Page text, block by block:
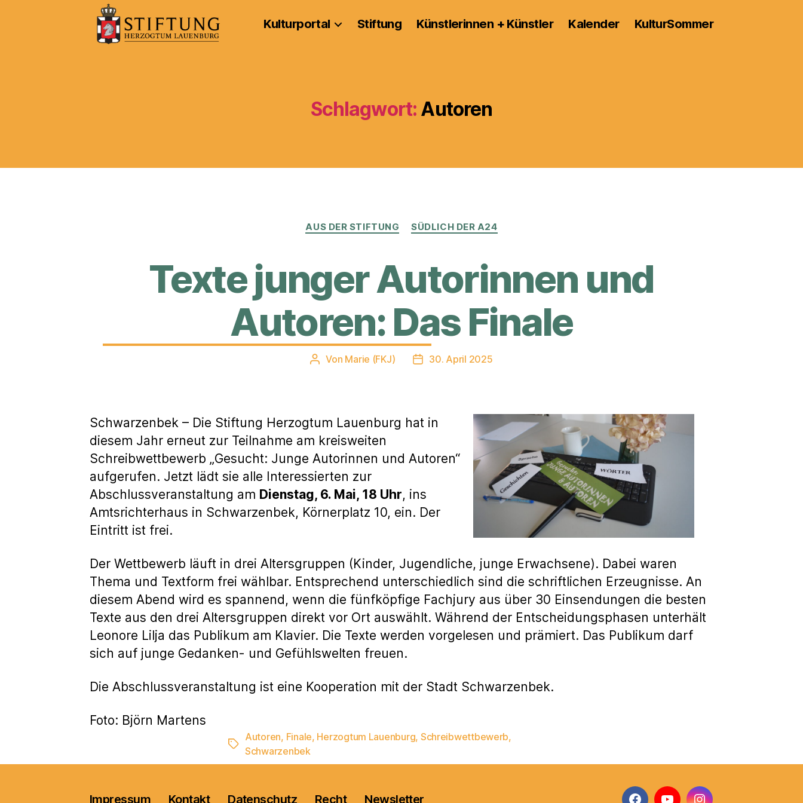
Kulturportal Stiftung Künstlerinnen + Künstler Kalender KulturSommer
Schlagwort: Autoren
Kategorien
AUS DER STIFTUNG SÜDLICH DER A24
Texte junger Autorinnen und
Autoren: Das Finale
Beitragsautor
Von Marie (FKJ) Veröffentlichungsdatum
30. April 2025
Schwarzenbek – Die Stiftung Herzogtum Lauenburg hat in
diesem Jahr erneut zur Teilnahme am kreisweiten
Schreibwettbewerb „Gesucht: Junge Autorinnen und Autoren“
aufgerufen. Jetzt lädt sie alle Interessierten zur
Abschlussveranstaltung am Dienstag, 6. Mai, 18 Uhr, ins
Amtsrichterhaus in Schwarzenbek, Körnerplatz 10, ein. Der
Eintritt ist frei.
Der Wettbewerb läuft in drei Altersgruppen (Kinder, Jugendliche, junge Erwachsene). Dabei waren
Thema und Textform frei wählbar. Entsprechend unterschiedlich sind die schriftlichen Erzeugnisse. An
diesem Abend wird es spannend, wenn die fünfköpfige Fachjury aus über 30 Einsendungen die besten
Texte aus den drei Altersgruppen direkt vor Ort auswählt. Während der Entscheidungsphasen unterhält
Leonore Lilja das Publikum am Klavier. Die Texte werden vorgelesen und prämiert. Das Publikum darf
sich auf junge Gedanken- und Gefühlswelten freuen.
Die Abschlussveranstaltung ist eine Kooperation mit der Stadt Schwarzenbek.
Foto: Björn Martens
Schlagwörter
Autoren, Finale, Herzogtum Lauenburg, Schreibwettbewerb,
Schwarzenbek
Impressum Kontakt Datenschutz Recht Newsletter